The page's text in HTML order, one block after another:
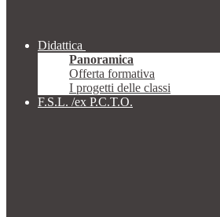
Didattica
Panoramica
Offerta formativa
I progetti delle classi
F.S.L. /ex P.C.T.O.